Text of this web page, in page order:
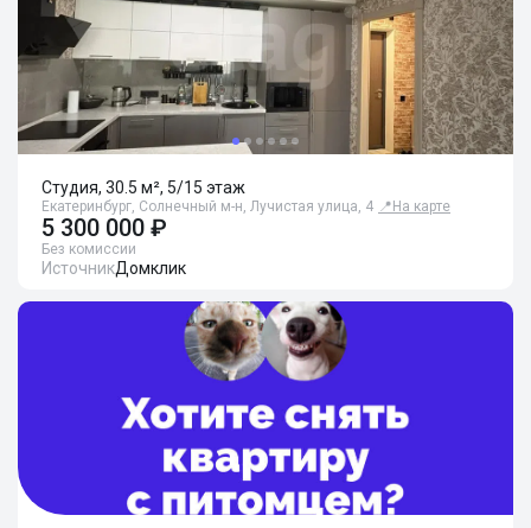
Студия, 30.5 м², 5/15 этаж
Екатеринбург, Солнечный м-н, Лучистая улица, 4 📍 На карте
5 300 000 ₽
Без комиссии
ИсточникДомклик